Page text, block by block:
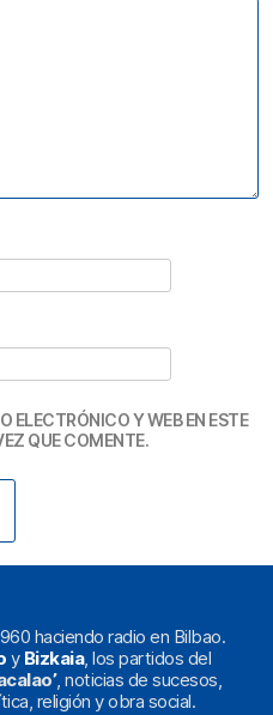
ELECTRÓNICO Y WEB EN ESTE
QUE COMENTE.
haciendo radio en Bilbao.
y Bizkaia, los partidos del
, noticias de sucesos,
religión y obra social.